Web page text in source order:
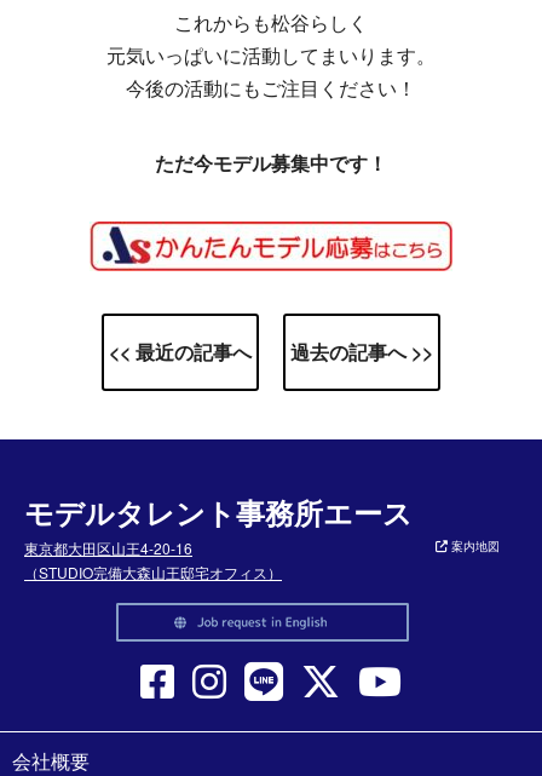
これからも松谷らしく
元気いっぱいに活動してまいります。
今後の活動にもご注目ください！
ただ今モデル募集中です！
<< 最近の記事へ 過去の記事へ >>
モデルタレント事務所エース
東京都大田区山王4-20-16
（STUDIO完備大森山王邸宅オフィス）
案内地図
会社概要